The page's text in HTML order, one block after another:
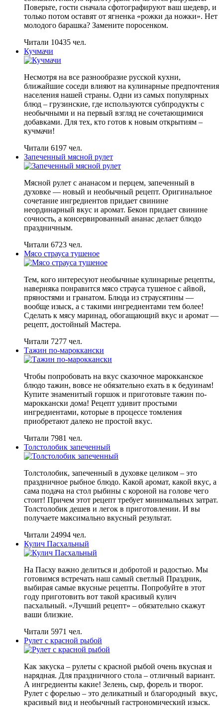
Поверьте, гости сначала сфотографируют ваш шедевр, и
только потом оставят от ягненка «рожки да ножки». Нет
молодого барашка? Замените поросенком.
Читали 10435 чел.
Кучмачи
Несмотря на все разнообразие русской кухни,
ближайшие соседи влияют на кулинарные предпочтения
населения нашей страны. Одни из самых популярных
блюд – грузинские, где используются субпродукты с
необычными и на первый взгляд не сочетающимися
добавками. Для тех, кто готов к новым открытиям –
кучмачи!
Читали 6197 чел.
Запеченный мясной рулет
Мясной рулет с ананасом и перцем, запеченный в
духовке — новый и необычный рецепт. Оригинальное
сочетание ингредиентов придает свинине
неординарный вкус и аромат. Бекон придает свинине
сочность, а консервированный ананас делает блюдо
праздничным.
Читали 6723 чел.
Мясо страуса тушеное
Тем, кого интересуют необычные кулинарные рецепты,
наверняка понравится мясо страуса тушеное с айвой,
пряностями и гранатом. Блюда из страусятины —
вообще изыск, а с такими ингредиентами тем более!
Сделать к мясу маринад, обогащающий вкус и аромат —
рецепт, достойный Мастера.
Читали 7277 чел.
Тажин по-мароккански
Чтобы попробовать на вкус сказочное марокканское
блюдо тажин, вовсе не обязательно ехать в к бедуинам!
Купите знаменитый горшок и приготовьте тажин по-
мароккански дома! Рецепт удивит простыми
ингредиентами, которые в процессе томления
приобретают далеко не простой вкус.
Читали 7981 чел.
Толстолобик запеченный
Толстолобик, запеченный в духовке целиком – это
праздничное рыбное блюдо. Какой аромат, какой вкус, а
сама подача на стол рыбины с короной на голове чего
стоит! Причем этот рецепт требует минимальных затрат.
Толстолобик дешев и легок в приготовлении. И вы
получаете максимально вкусный результат.
Читали 24994 чел.
Кулич Пасхальный
На Пасху важно делиться и добротой и радостью. Мы
готовимся встречать наш самый светлый Праздник,
выбирая самые вкусные рецепты. Попробуйте в этот
году приготовить вот такой красивый кулич
пасхальный. «Лучший рецепт» – обязательно скажут
ваши близкие.
Читали 5971 чел.
Рулет с красной рыбой
Как закуска – рулеты с красной рыбой очень вкусная и
нарядная. Для праздничного стола – отличный вариант.
А ингредиенты какие! Зелень, сыр, форель и творог.
Рулет с форелью – это деликатный и благородный вкус,
красивый вид и необычный гастрономический изыск.